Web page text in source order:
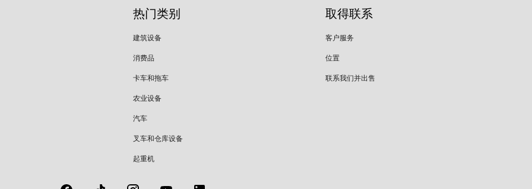
热门类别
建筑设备
消费品
卡车和拖车
农业设备
汽车
叉车和仓库设备
起重机
取得联系
客户服务
位置
联系我们并出售